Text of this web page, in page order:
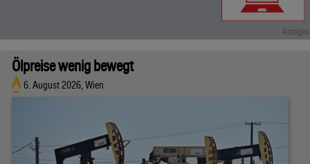
Ölpreise wenig bewegt
6. August 2026, Wien